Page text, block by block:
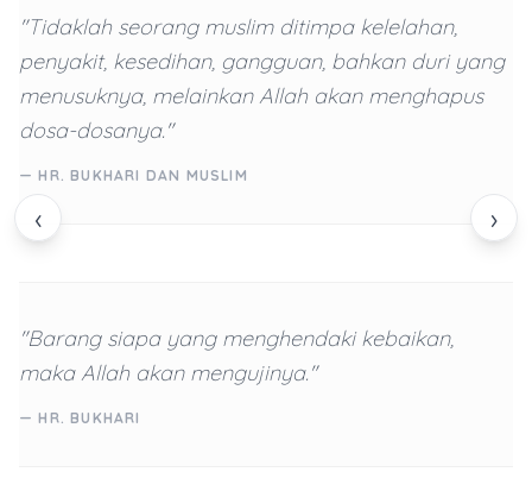
‹ ›
"Tidaklah seorang muslim ditimpa kelelahan,
penyakit, kesedihan, gangguan, bahkan duri yang
menusuknya, melainkan Allah akan menghapus
dosa-dosanya."
— HR. BUKHARI DAN MUSLIM
"Barang siapa yang menghendaki kebaikan,
maka Allah akan mengujinya."
— HR. BUKHARI